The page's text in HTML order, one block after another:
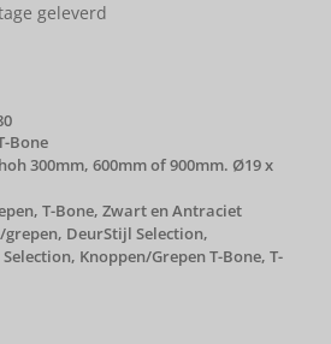
geleverd
Bone
300mm, 600mm of 900mm. Ø19 x
, T-Bone, Zwart en Antraciet
grepen, DeurStijl Selection,
, Knoppen/Grepen T-Bone, T-